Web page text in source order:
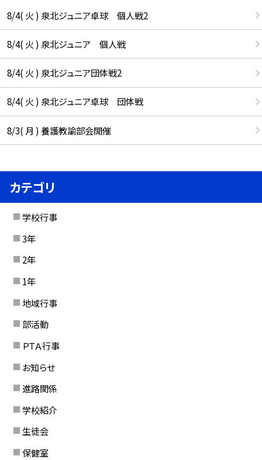
8/4( 火 ) 泉北ジュニア卓球 個人戦2
8/4( 火 ) 泉北ジュニア 個人戦
8/4( 火 ) 泉北ジュニア団体戦2
8/4( 火 ) 泉北ジュニア卓球 団体戦
8/3( 月 ) 養護教諭部会開催
カテゴリ
学校行事
3年
2年
1年
地域行事
部活動
ＰＴＡ行事
お知らせ
進路関係
学校紹介
生徒会
保健室